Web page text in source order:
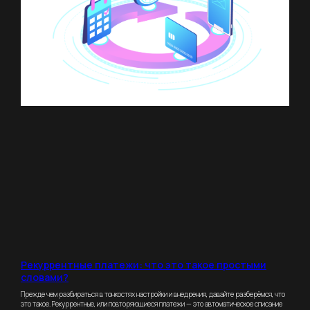
Рекуррентные платежи: что это такое простыми
словами?
Прежде чем разбираться в тонкостях настройки и внедрения, давайте разберёмся, что
это такое. Рекуррентные, или повторяющиеся платежи — это автоматическое списание
Свидетельство о регистрации ИП
Свидетельство о регистрации ПО
отечественного ПО
Для тренеров
Для клиентов
Спортивные
школы
Телефония
Управление
филиалами
Аналитика